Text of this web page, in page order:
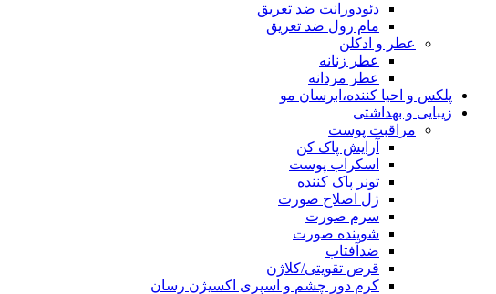
دئودورانت ضد تعریق
مام رول ضد تعریق
عطر و ادکلن
عطر زنانه
عطر مردانه
پلکس و احیا کننده،ابرسان مو
زیبایی و بهداشتی
مراقبت پوست
آرایش پاک کن
اسکراب پوست
تونر پاک کننده
ژل اصلاح صورت
سرم صورت
شوینده صورت
ضدآفتاب
قرص تقویتی/کلاژن
کرم دور چشم و اسپری اکسیژن رسان